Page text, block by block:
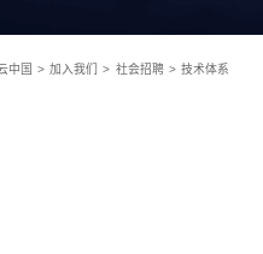
中国 > 加入我们 > 社会招聘 > 技术体系